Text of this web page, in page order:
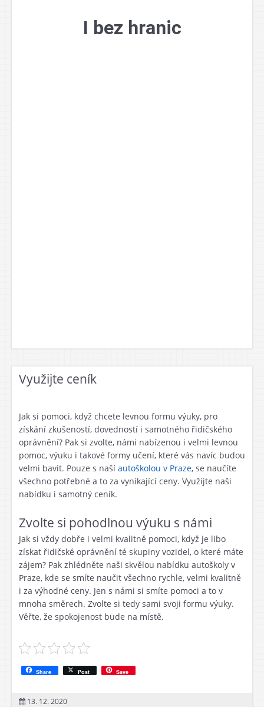
I bez hranic
Využijte ceník
Jak si pomoci, když chcete levnou formu výuky, pro
získání zkušeností, dovedností i samotného řidičského
oprávnění? Pak si zvolte, námi nabízenou i velmi levnou
pomoc, výuku i takové formy učení, které vás navíc budou
velmi bavit. Pouze s naší autoškolou v Praze, se naučíte
všechno potřebné a to za vynikající ceny. Využijte naši
nabídku i samotný ceník.
Zvolte si pohodlnou výuku s námi
Jak si vždy dobře i velmi kvalitně pomoci, když je libo
získat řidičské oprávnění té skupiny vozidel, o které máte
zájem? Pak zhlédněte naši skvělou nabídku autoškoly v
Praze, kde se smíte naučit všechno rychle, velmi kvalitně
i za výhodné ceny. Jen s námi si smíte pomoci a to v
mnoha směrech. Zvolte si tedy sami svoji formu výuky.
Věřte, že spokojenost bude na místě.
Share Post Save
13. 12. 2020